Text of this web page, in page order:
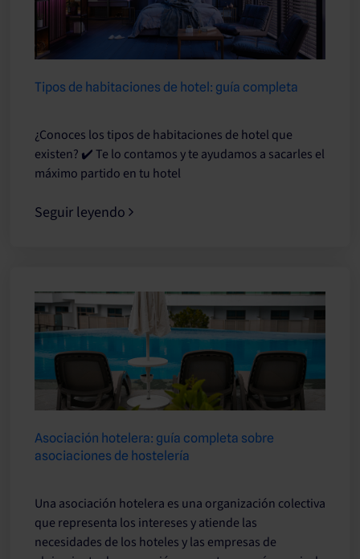
Tipos de habitaciones de hotel: guía completa
¿Conoces los tipos de habitaciones de hotel que
existen? ✔️ Te lo contamos y te ayudamos a sacarles el
máximo partido en tu hotel
Seguir leyendo
Asociación hotelera: guía completa sobre
asociaciones de hostelería
Una asociación hotelera es una organización colectiva
que representa los intereses y atiende las
necesidades de los hoteles y las empresas de